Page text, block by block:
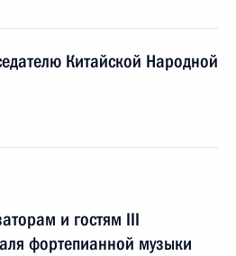
Китайской Народной
и гостям III
фортепианной музыки